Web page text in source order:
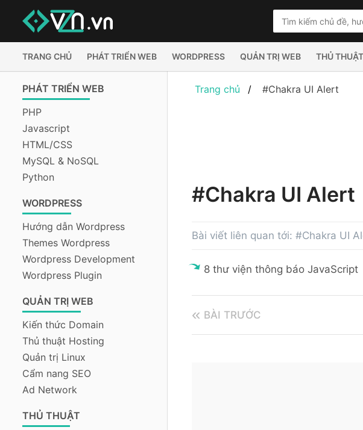
TRANG CHỦ PHÁT TRIỂN WEB WORDPRESS QUẢN TRỊ WEB THỦ THUẬT
PHÁT TRIỂN WEB
PHP
Javascript
HTML/CSS
MySQL & NoSQL
Python
WORDPRESS
Hướng dẫn Wordpress
Themes Wordpress
Wordpress Development
Wordpress Plugin
QUẢN TRỊ WEB
Kiến thức Domain
Thủ thuật Hosting
Quản trị Linux
Cẩm nang SEO
Ad Network
THỦ THUẬT
Trang chủ #Chakra UI Alert
#Chakra UI Alert
Bài viết liên quan tới: #Chakra UI
8 thư viện thông báo JavaScript
BÀI TRƯỚC